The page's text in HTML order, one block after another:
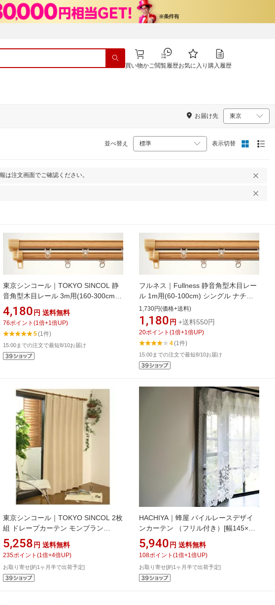
買い物かご閲覧履歴お気に入り 購入履歴
お届け先
並べ替え 表示切替
は注文画面でご確認ください。
東京シンコール｜TOKYO SINCOL 静
音角型木目レール 3m用(160-300cm)
ダブル ナチュラル
4,180 円 送料無料
76ポイント (1倍+1倍UP)
5(1件)
15:00までの注文で最短8/10お届け
フルネス｜Fullness 静音角型木目レー
ル 1m用(60-100cm) シングル ナチュ
ラル
1,730円(価格+送料)
1,180 円 +送料550円
20ポイント (1倍+1倍UP)
4(1件)
15:00までの注文で最短8/10お届け
東京シンコール｜TOKYO SINCOL 2枚
組 ドレープカーテン モンブラン
(100×135cm/ベージュ)
5,258 円 送料無料
235ポイント (1倍+4倍UP)
お取り寄せ[約1ヶ月半で出荷予定]
HACHIYA｜蜂屋 パイルレースデザイ
ンカーテン （フリル付き）[幅145×丈
85cm] HACHIYA アイボリー 663198
5,940 円 送料無料
108ポイント (1倍+1倍UP)
お取り寄せ[約1ヶ月半で出荷予定]